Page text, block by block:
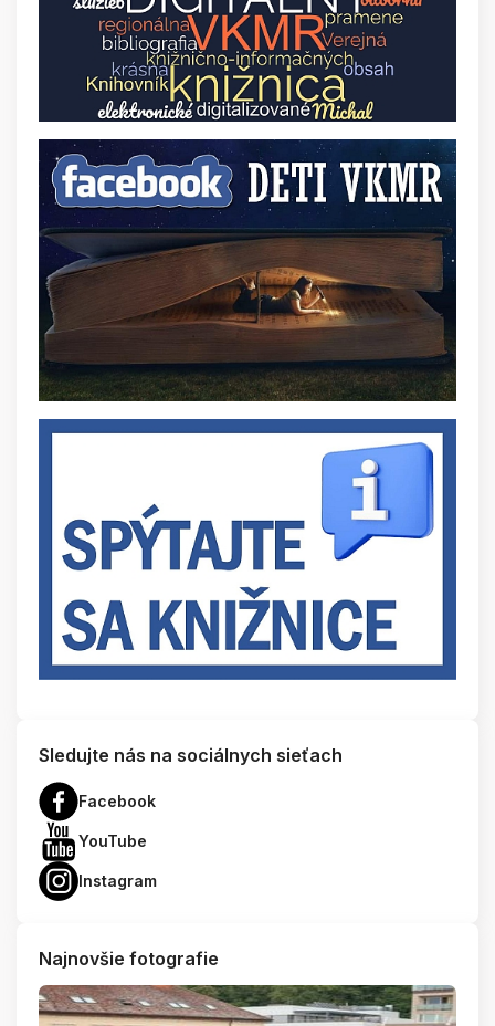
Sledujte nás na sociálnych sieťach
Facebook
YouTube
Instagram
Najnovšie fotografie